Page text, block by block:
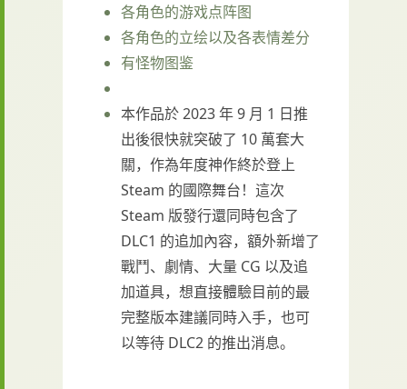
各角色的游戏点阵图
各角色的立绘以及各表情差分
有怪物图鉴
本作品於 2023 年 9 月 1 日推
出後很快就突破了 10 萬套大
關，作為年度神作終於登上
Steam 的國際舞台！這次
Steam 版發行還同時包含了
DLC1 的追加內容，額外新增了
戰鬥、劇情、大量 CG 以及追
加道具，想直接體驗目前的最
完整版本建議同時入手，也可
以等待 DLC2 的推出消息。